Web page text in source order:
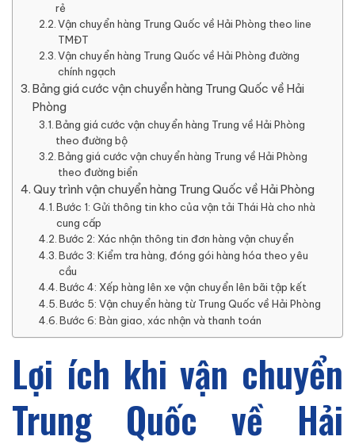
rẻ
Vận chuyển hàng Trung Quốc về Hải Phòng theo line
TMĐT
Vận chuyển hàng Trung Quốc về Hải Phòng đường
chính ngạch
Bảng giá cước vận chuyển hàng Trung Quốc về Hải
Phòng
Bảng giá cước vận chuyển hàng Trung về Hải Phòng
theo đường bộ
Bảng giá cước vận chuyển hàng Trung về Hải Phòng
theo đường biển
Quy trình vận chuyển hàng Trung Quốc về Hải Phòng
Bước 1: Gửi thông tin kho của vận tải Thái Hà cho nhà
cung cấp
Bước 2: Xác nhận thông tin đơn hàng vận chuyển
Bước 3: Kiểm tra hàng, đóng gói hàng hóa theo yêu
cầu
Bước 4: Xếp hàng lên xe vận chuyển lên bãi tập kết
Bước 5: Vận chuyển hàng từ Trung Quốc về Hải Phòng
Bước 6: Bàn giao, xác nhận và thanh toán
Lợi ích khi vận chuyển
Trung Quốc về Hải